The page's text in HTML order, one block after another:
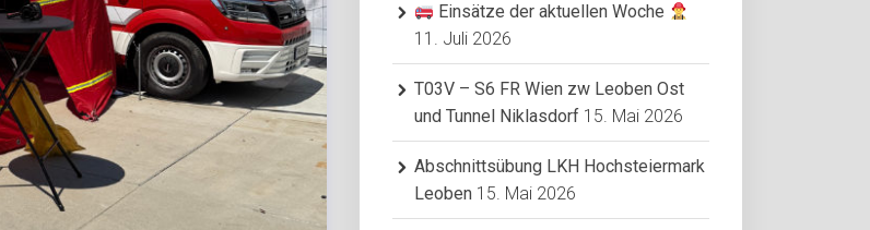
Einsätze der aktuellen Woche
11. Juli 2026
T03V – S6 FR Wien zw Leoben Ost
und Tunnel Niklasdorf 15. Mai 2026
Abschnittsübung LKH Hochsteiermark
Leoben 15. Mai 2026